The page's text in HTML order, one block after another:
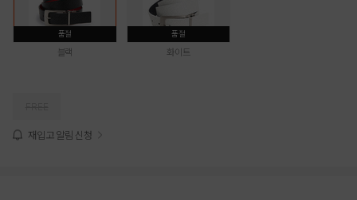
품절
블랙
품절
화이트
재입고 알림 신청